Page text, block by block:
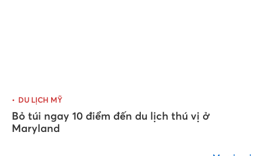
DU LỊCH MỸ
Bỏ túi ngay 10 điểm đến du lịch thú vị ở
Maryland